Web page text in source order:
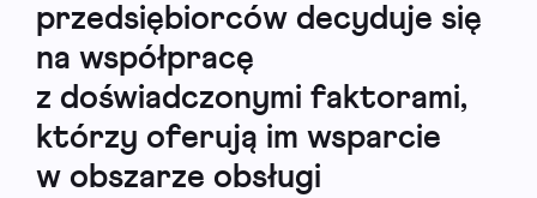
przedsiębiorców decyduje się
na współpracę
z doświadczonymi faktorami,
którzy oferują im wsparcie
w obszarze obsługi